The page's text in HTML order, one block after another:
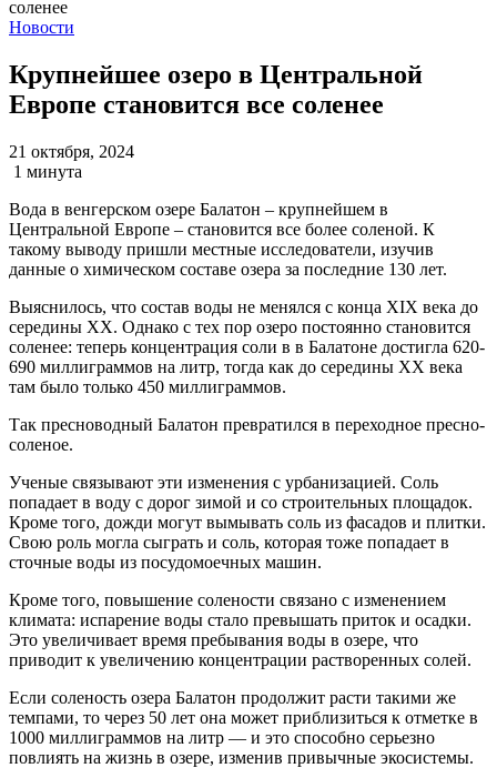
Новости
Крупнейшее озеро в Центральной
Европе становится все соленее
21 октября, 2024
1 минута
Вода в венгерском озере Балатон – крупнейшем в
Центральной Европе – становится все более соленой. К
такому выводу пришли местные исследователи, изучив
данные о химическом составе озера за последние 130 лет.
Выяснилось, что состав воды не менялся с конца XIX века до
середины XX. Однако с тех пор озеро постоянно становится
соленее: теперь концентрация соли в в Балатоне достигла 620-
690 миллиграммов на литр, тогда как до середины XX века
там было только 450 миллиграммов.
Так пресноводный Балатон превратился в переходное пресно-
соленое.
Ученые связывают эти изменения с урбанизацией. Соль
попадает в воду с дорог зимой и со строительных площадок.
Кроме того, дожди могут вымывать соль из фасадов и плитки.
Свою роль могла сыграть и соль, которая тоже попадает в
сточные воды из посудомоечных машин.
Кроме того, повышение солености связано с изменением
климата: испарение воды стало превышать приток и осадки.
Это увеличивает время пребывания воды в озере, что
приводит к увеличению концентрации растворенных солей.
Если соленость озера Балатон продолжит расти такими же
темпами, то через 50 лет она может приблизиться к отметке в
1000 миллиграммов на литр — и это способно серьезно
повлиять на жизнь в озере, изменив привычные экосистемы.